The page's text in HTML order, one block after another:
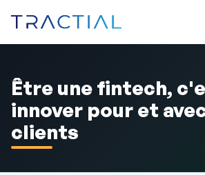
Être une fintech,
innover pour et
clients